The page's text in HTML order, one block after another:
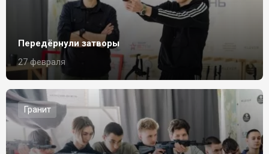
Передёрнули затворы
27 февраля
Гранит